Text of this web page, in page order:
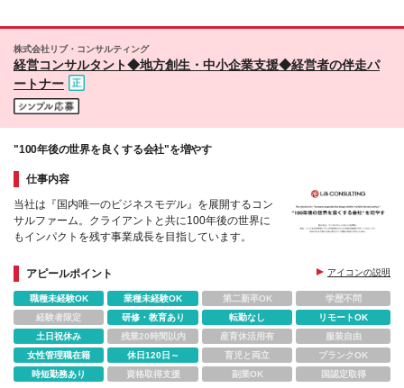
株式会社リブ・コンサルティング
経営コンサルタント◆地方創生・中小企業支援◆経営者の伴走パ
ートナー
"100年後の世界を良くする会社"を増やす
仕事内容
当社は『国内唯一のビジネスモデル』を展開するコン
サルファーム。クライアントと共に100年後の世界に
もインパクトを残す事業成長を目指しています。
アピールポイント アイコンの説明
職種未経験OK 業種未経験OK 第二新卒OK
学歴不問
経験者限定
研修・教育あり 転勤なし
リモートOK
土日祝休み
残業20時間以内 産育休活用有
服装自由
女性管理職在籍
休日120日～ 育児と両立
ブランクOK
時短勤務あり
資格取得支援 副業OK 国認定取得